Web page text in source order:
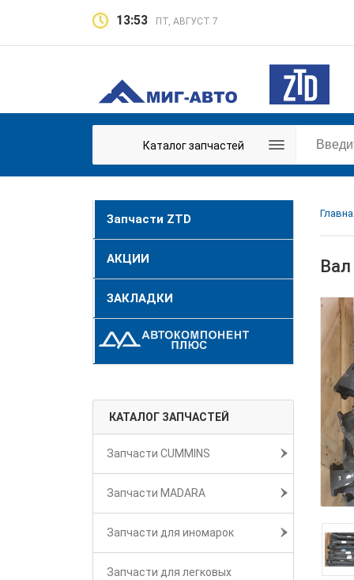
13:53 ПТ, АВГУСТ 7
Каталог запчастей
Запчасти ZTD
АКЦИИ
ЗАКЛАДКИ
КАТАЛОГ ЗАПЧАСТЕЙ
Запчасти CUMMINS
Запчасти MADARA
Запчасти для иномарок
Запчасти для легковых